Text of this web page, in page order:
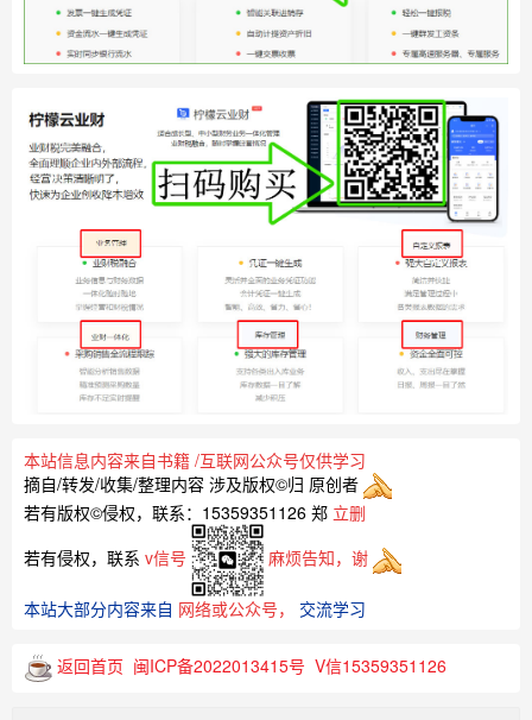
本站信息内容来自书籍 /互联网公众号仅供学习
摘自/转发/收集/整理内容 涉及版权©归 原创者
若有版权©侵权，联系：15359351126 郑 立删
若有侵权，联系 v信号 麻烦告知，谢
本站大部分内容来自 网络或公众号， 交流学习
返回首页 闽ICP备2022013415号 V信15359351126